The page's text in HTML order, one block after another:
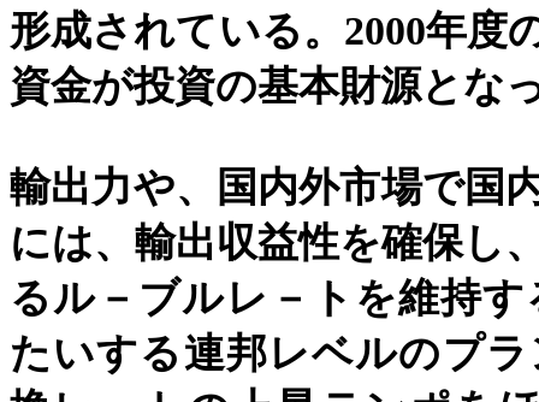
形成されている。 2000年度
資金が投資の基本財源とな
輸出力や、国内外市場で国
には、輸出収益性を確保し
るル－ブルレ－トを維持
たいする連邦レベルのプ